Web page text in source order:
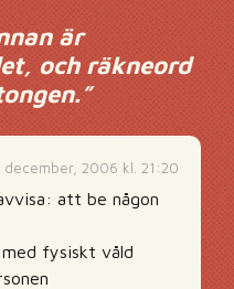
är
och räkneord
”
december, 2006 kl. 21:20
att be någon
fysiskt våld